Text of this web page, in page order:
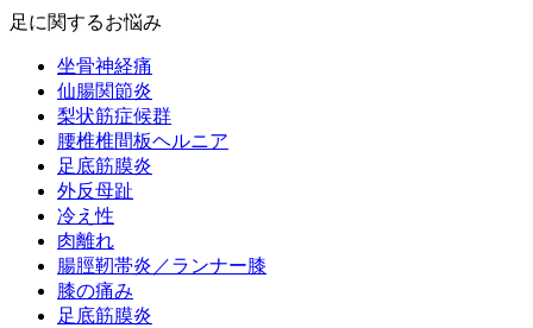
足に関するお悩み
坐骨神経痛
仙腸関節炎
梨状筋症候群
腰椎椎間板ヘルニア
足底筋膜炎
外反母趾
冷え性
肉離れ
腸脛靭帯炎／ランナー膝
膝の痛み
足底筋膜炎